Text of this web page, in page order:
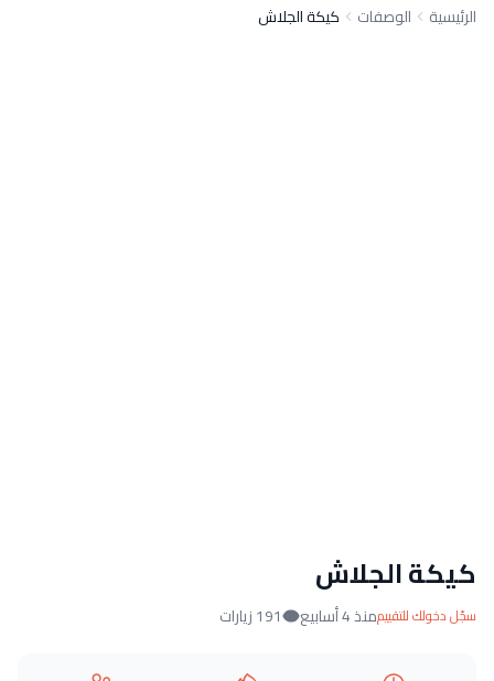
الرئيسية الوصفات كيكة الجلاش
كيكة الجلاش
سجّل دخولك للتقييممنذ 4 أسابيع 191 زيارات